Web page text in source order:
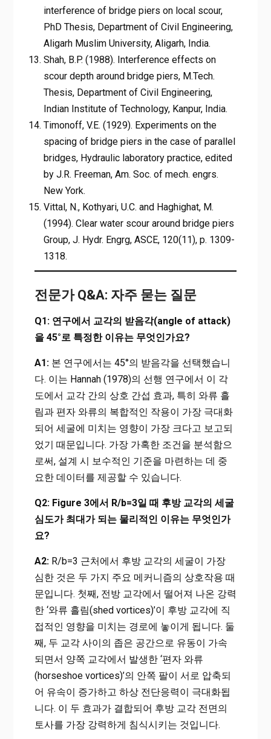
interference of bridge piers on local scour,
PhD Thesis, Department of Civil Engineering,
Aligarh Muslim University, Aligarh, India.
Shah, B.P. (1988). Interference effects on
scour depth around bridge piers, M.Tech.
Thesis, Department of Civil Engineering,
Indian Institute of Technology, Kanpur, India.
Timonoff, V.E. (1929). Experiments on the
spacing of bridge piers in the case of parallel
bridges, Hydraulic laboratory practice, edited
by J.R. Freeman, Am. Soc. of mech. engrs.
New York.
Vittal, N., Kothyari, U.C. and Haghighat, M.
(1994). Clear water scour around bridge piers
Group, J. Hydr. Engrg, ASCE, 120(11), p. 1309-
1318.
전문가 Q&A: 자주 묻는 질문
Q1: 연구에서 교각의 받음각(angle of attack)
을 45°로 특정한 이유는 무엇인가요?
A1:본 연구에서는 45°의 받음각을 선택했습니
다. 이는 Hannah (1978)의 선행 연구에서 이 각
도에서 교각 간의 상호 간섭 효과, 특히 와류 흘
림과 편자 와류의 복합적인 작용이 가장 극대화
되어 세굴에 미치는 영향이 가장 크다고 보고되
었기 때문입니다. 가장 가혹한 조건을 분석함으
로써, 설계 시 보수적인 기준을 마련하는 데 중
요한 데이터를 제공할 수 있습니다.
Q2: Figure 3에서 R/b=3일 때 후방 교각의 세굴
심도가 최대가 되는 물리적인 이유는 무엇인가
요?
A2:R/b=3 근처에서 후방 교각의 세굴이 가장
심한 것은 두 가지 주요 메커니즘의 상호작용 때
문입니다. 첫째, 전방 교각에서 떨어져 나온 강력
한 ‘와류 흘림(shed vortices)’이 후방 교각에 직
접적인 영향을 미치는 경로에 놓이게 됩니다. 둘
째, 두 교각 사이의 좁은 공간으로 유동이 가속
되면서 양쪽 교각에서 발생한 ‘편자 와류
(horseshoe vortices)’의 안쪽 팔이 서로 압축되
어 유속이 증가하고 하상 전단응력이 극대화됩
니다. 이 두 효과가 결합되어 후방 교각 전면의
토사를 가장 강력하게 침식시키는 것입니다.